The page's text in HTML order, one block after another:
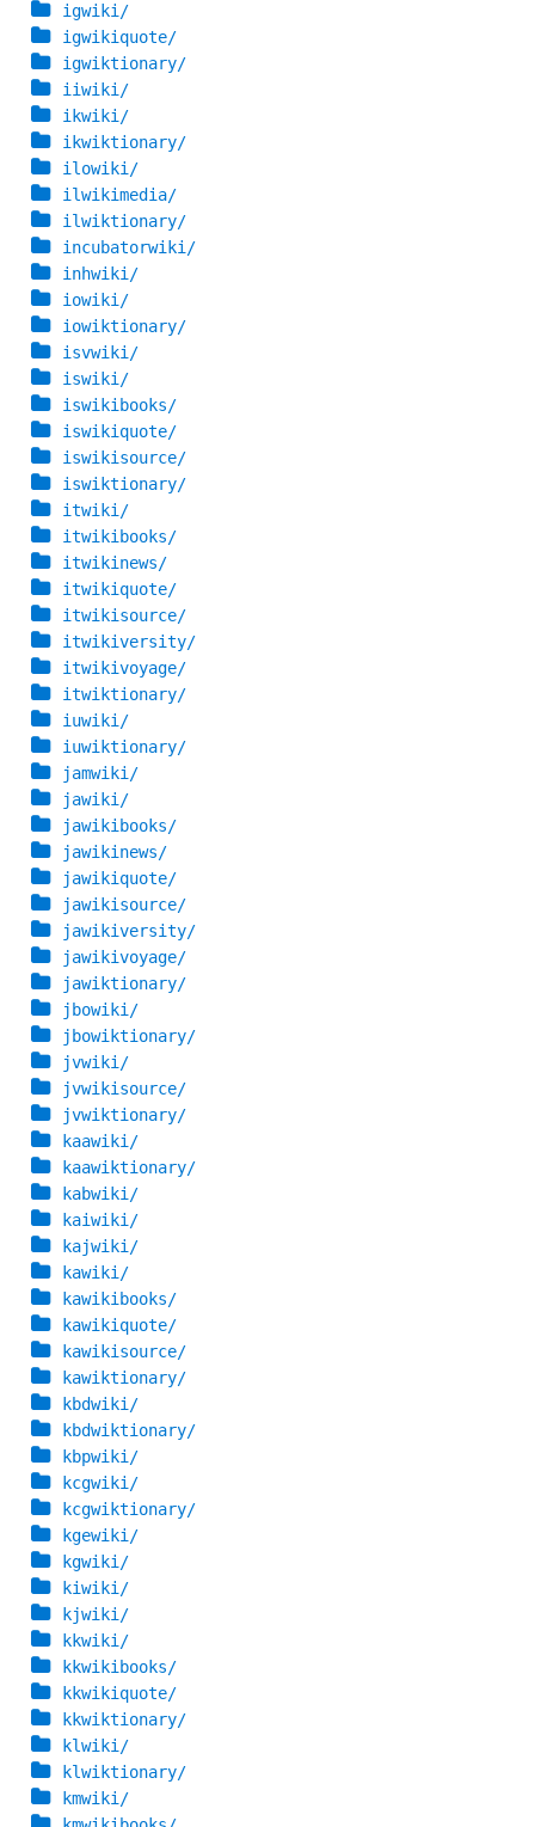
igwiki/
igwikiquote/
igwiktionary/
iiwiki/
ikwiki/
ikwiktionary/
ilowiki/
ilwikimedia/
ilwiktionary/
incubatorwiki/
inhwiki/
iowiki/
iowiktionary/
isvwiki/
iswiki/
iswikibooks/
iswikiquote/
iswikisource/
iswiktionary/
itwiki/
itwikibooks/
itwikinews/
itwikiquote/
itwikisource/
itwikiversity/
itwikivoyage/
itwiktionary/
iuwiki/
iuwiktionary/
jamwiki/
jawiki/
jawikibooks/
jawikinews/
jawikiquote/
jawikisource/
jawikiversity/
jawikivoyage/
jawiktionary/
jbowiki/
jbowiktionary/
jvwiki/
jvwikisource/
jvwiktionary/
kaawiki/
kaawiktionary/
kabwiki/
kaiwiki/
kajwiki/
kawiki/
kawikibooks/
kawikiquote/
kawikisource/
kawiktionary/
kbdwiki/
kbdwiktionary/
kbpwiki/
kcgwiki/
kcgwiktionary/
kgewiki/
kgwiki/
kiwiki/
kjwiki/
kkwiki/
kkwikibooks/
kkwikiquote/
kkwiktionary/
klwiki/
klwiktionary/
kmwiki/